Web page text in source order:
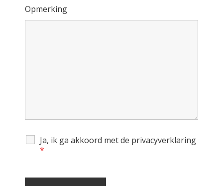
Opmerking
Ja, ik ga akkoord met de privacyverklaring
*